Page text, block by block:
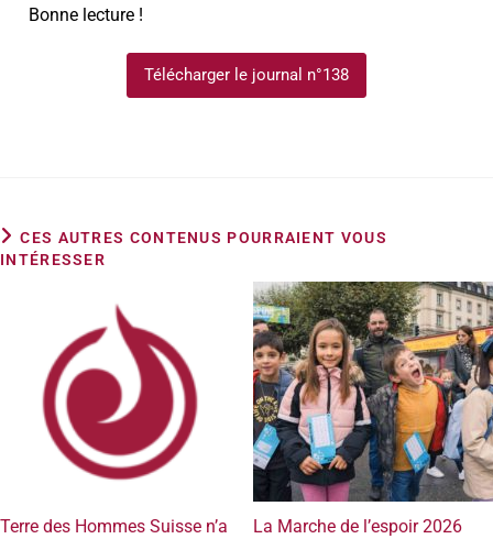
Bonne lecture !
Télécharger le journal n°138
CES AUTRES CONTENUS POURRAIENT VOUS
INTÉRESSER
Terre des Hommes Suisse n’a
La Marche de l’espoir 2026